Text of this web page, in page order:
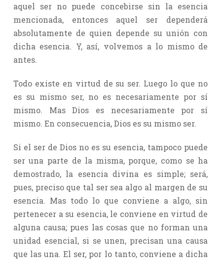
aquel ser no puede concebirse sin la esencia
mencionada, entonces aquel ser dependerá
absolutamente de quien depende su unión con
dicha esencia. Y, así, volvemos a lo mismo de
antes.
Todo existe en virtud de su ser. Luego lo que no
es su mismo ser, no es necesariamente por sí
mismo. Mas Dios es necesariamente por sí
mismo. En consecuencia, Dios es su mismo ser.
Si el ser de Dios no es su esencia, tampoco puede
ser una parte de la misma, porque, como se ha
demostrado, la esencia divina es simple; será,
pues, preciso que tal ser sea algo al margen de su
esencia. Mas todo lo que conviene a algo, sin
pertenecer a su esencia, le conviene en virtud de
alguna causa; pues las cosas que no forman una
unidad esencial, si se unen, precisan una causa
que las una. El ser, por lo tanto, conviene a dicha